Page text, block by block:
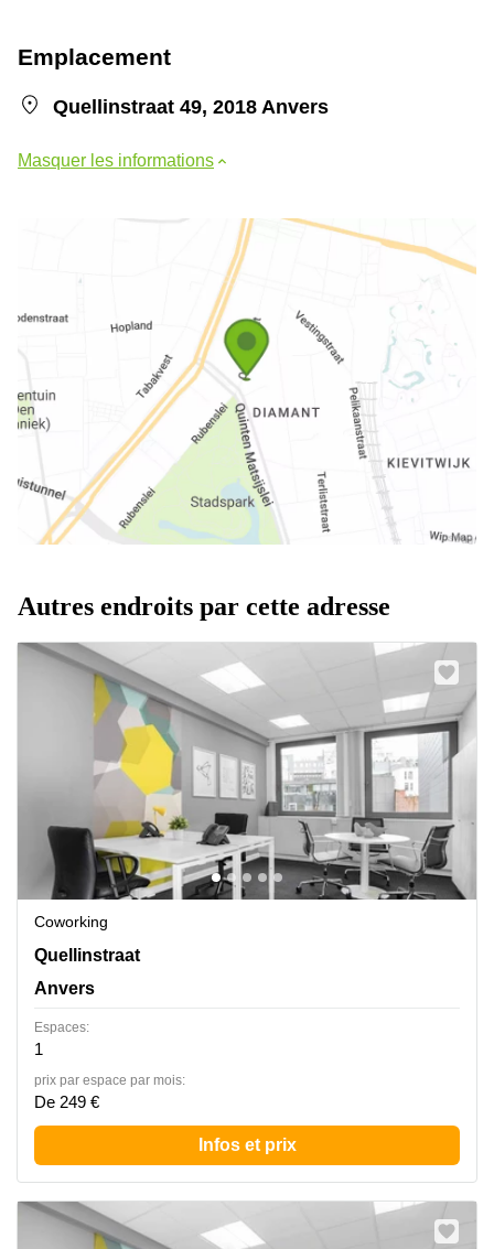
Emplacement
Quellinstraat 49, 2018 Anvers
Masquer les informations
Autres endroits par cette adresse
Coworking
Quellinstraat 49, Anvers
Quellinstraat
Anvers
Espaces:
1
prix par espace par mois:
De 249 €
Infos et prix